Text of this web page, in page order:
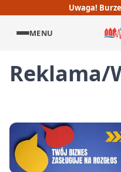
Uwaga!
MENU
Reklama/